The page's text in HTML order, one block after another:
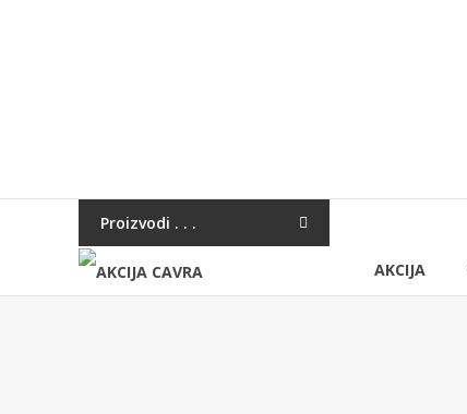
materijala,
sanitarija,
baterija,
grejnih
Proizvodi . . .
AKCIJA